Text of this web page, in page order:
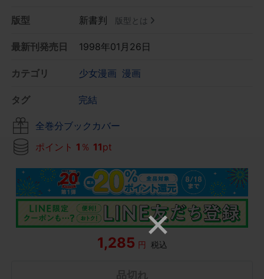
版型 新書判 版型とは
最新刊発売日 1998年01月26日
カテゴリ 少女漫画 漫画
タグ 完結
全巻分ブックカバー
ポイント 1 ％ 11pt
1,285 円 税込